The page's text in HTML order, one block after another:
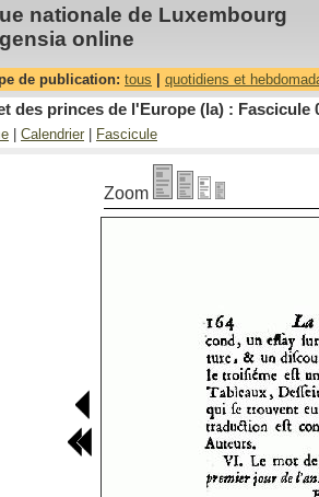
nationale de Luxembourg
online
de publication: tous quotidiens et
des princes de l'Europe (la) : Fascicule
Calendrier Fascicule
Zoom